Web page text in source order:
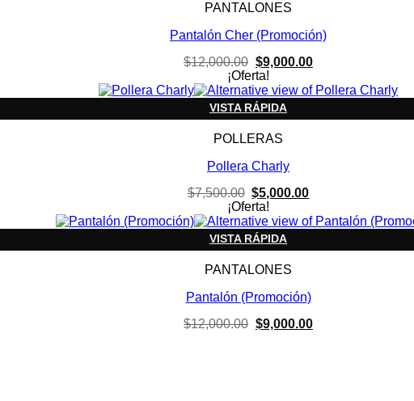
PANTALONES
Pantalón Cher (Promoción)
$12,000.00 El
precio
original
era:
$12,000.00.
$9,000.00El
actual
es:
¡Oferta!
VISTA RÁPIDA
POLLERAS
Pollera Charly
$7,500.00 El
precio
original
era:
$7,500.00.
$5,000.00El
actual
es:
¡Oferta!
VISTA RÁPIDA
PANTALONES
Pantalón (Promoción)
$12,000.00 El
$9,000.00El